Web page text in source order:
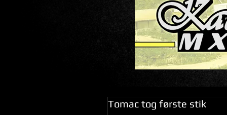
Tomac tog første stik